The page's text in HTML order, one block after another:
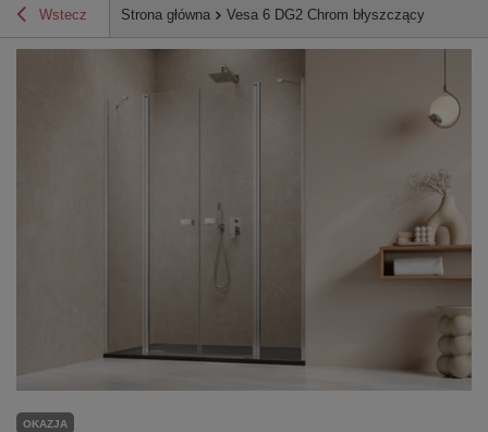
Wstecz Strona główna Vesa 6 DG2 Chrom błyszczący
OKAZJA